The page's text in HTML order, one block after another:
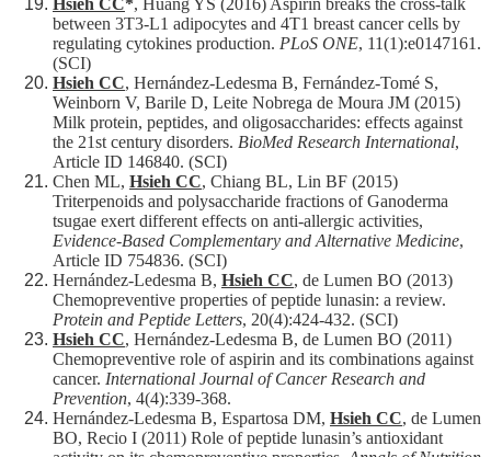
Hsieh CC*, Huang YS (2016) Aspirin breaks the cross-talk
between 3T3-L1 adipocytes and 4T1 breast cancer cells by
regulating cytokines production. PLoS ONE, 11(1):e0147161.
(SCI)
Hsieh CC, Hernández-Ledesma B, Fernández-Tomé S,
Weinborn V, Barile D, Leite Nobrega de Moura JM (2015)
Milk protein, peptides, and oligosaccharides: effects against
the 21st century disorders. BioMed Research International,
Article ID 146840. (SCI)
Chen ML, Hsieh CC, Chiang BL, Lin BF (2015)
Triterpenoids and polysaccharide fractions of Ganoderma
tsugae exert different effects on anti-allergic activities,
Evidence-Based Complementary and Alternative Medicine,
Article ID 754836. (SCI)
Hernández-Ledesma B, Hsieh CC, de Lumen BO (2013)
Chemopreventive properties of peptide lunasin: a review.
Protein and Peptide Letters, 20(4):424-432. (SCI)
Hsieh CC, Hernández-Ledesma B, de Lumen BO (2011)
Chemopreventive role of aspirin and its combinations against
cancer. International Journal of Cancer Research and
Prevention, 4(4):339-368.
Hernández-Ledesma B, Espartosa DM, Hsieh CC, de Lumen
BO, Recio I (2011) Role of peptide lunasin’s antioxidant